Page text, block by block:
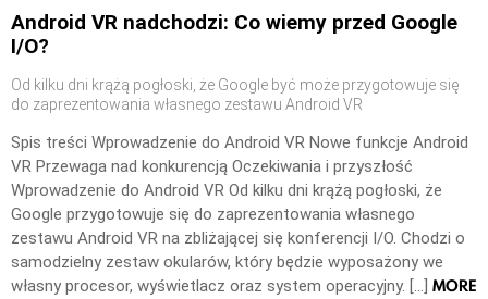
Android VR nadchodzi: Co wiemy przed Google
I/O?
Od kilku dni krążą pogłoski, że Google być może przygotowuje się
do zaprezentowania własnego zestawu Android VR
Spis treści Wprowadzenie do Android VR Nowe funkcje Android
VR Przewaga nad konkurencją Oczekiwania i przyszłość
Wprowadzenie do Android VR Od kilku dni krążą pogłoski, że
Google przygotowuje się do zaprezentowania własnego
zestawu Android VR na zbliżającej się konferencji I/O. Chodzi o
samodzielny zestaw okularów, który będzie wyposażony we
własny procesor, wyświetlacz oraz system operacyjny. […] MORE